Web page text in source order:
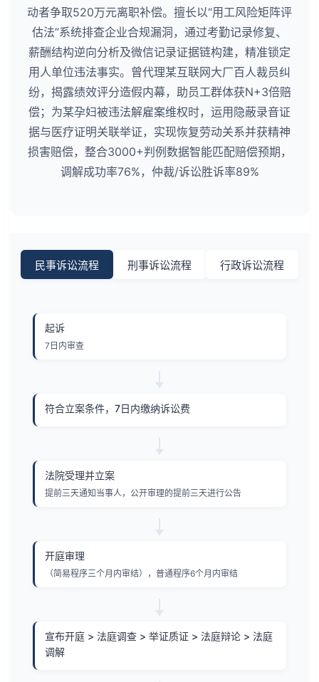
动者争取520万元离职补偿。擅长以“用工风险矩阵评
估法”系统排查企业合规漏洞，通过考勤记录修复、
薪酬结构逆向分析及微信记录证据链构建，精准锁定
用人单位违法事实。曾代理某互联网大厂百人裁员纠
纷，揭露绩效评分造假内幕，助员工群体获N+3倍赔
偿；为某孕妇被违法解雇案维权时，运用隐蔽录音证
据与医疗证明关联举证，实现恢复劳动关系并获精神
损害赔偿，整合3000+判例数据智能匹配赔偿预期，
调解成功率76%，仲裁/诉讼胜诉率89%
民事诉讼流程 刑事诉讼流程 行政诉讼流程
起诉
7日内审查
符合立案条件，7日内缴纳诉讼费
法院受理并立案
提前三天通知当事人，公开审理的提前三天进行公告
开庭审理
（简易程序三个月内审结），普通程序6个月内审结
宣布开庭 > 法庭调查 > 举证质证 > 法庭辩论 > 法庭
调解